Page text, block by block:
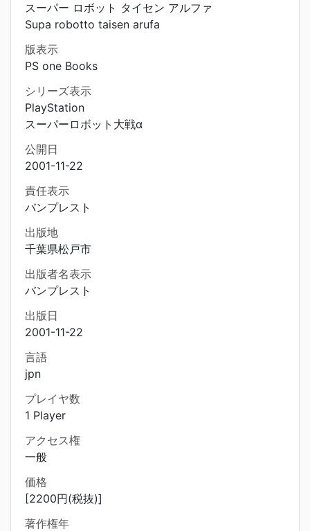
スーパー ロボット タイセン アルファ
Supa robotto taisen arufa
版表示
PS one Books
シリーズ表示
PlayStation
スーパーロボット大戦α
公開日
2001-11-22
責任表示
バンプレスト
出版地
千葉県松戸市
出版者名表示
バンプレスト
出版日
2001-11-22
言語
jpn
プレイヤ数
1 Player
アクセス権
一般
価格
[2200円(税抜)]
著作権年